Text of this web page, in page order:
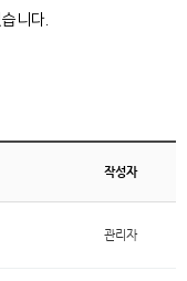
니다.
작성자
관리자